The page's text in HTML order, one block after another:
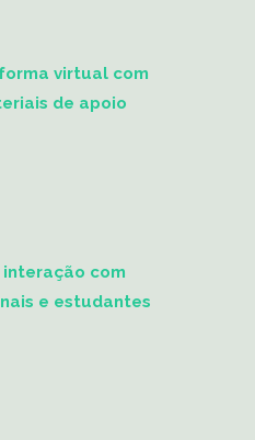
virtual com
de apoio
interação com
e estudantes